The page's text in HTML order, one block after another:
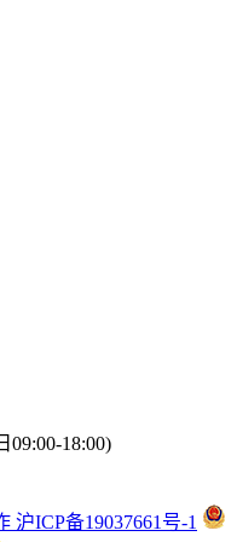
09:00-18:00)
沪ICP备19037661号-1